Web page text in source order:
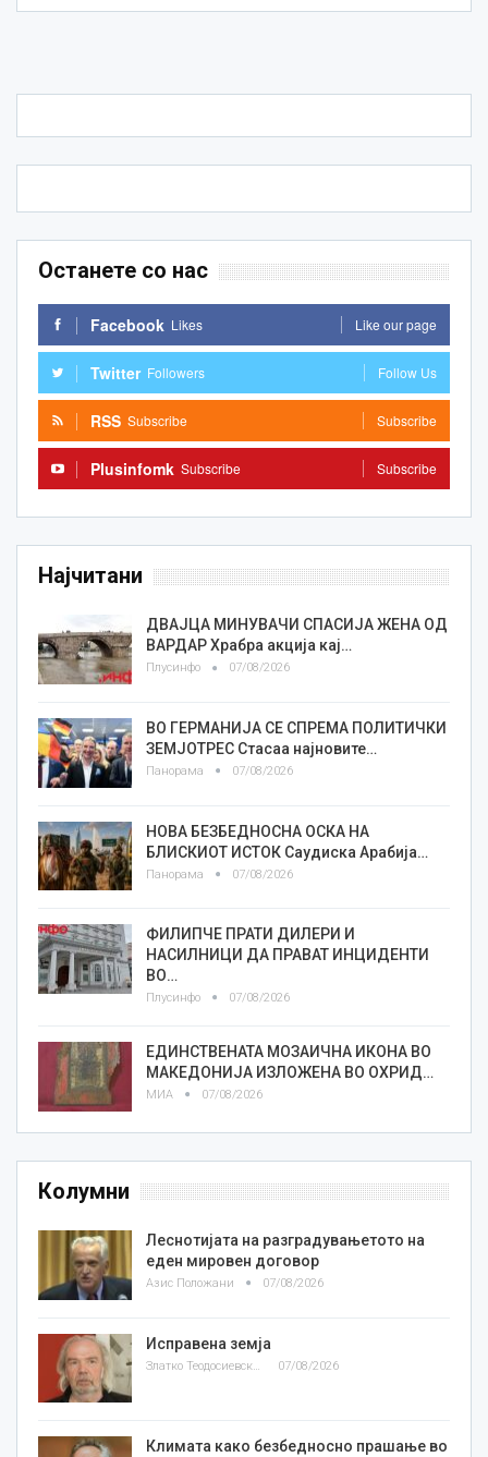
Останете со нас
Facebook Likes Like our page
Twitter Followers Follow Us
RSS Subscribe Subscribe
Plusinfomk Subscribe Subscribe
Најчитани
ДВАЈЦА МИНУВАЧИ СПАСИЈА ЖЕНА ОД
ВАРДАР Храбра акција кај…
Плусинфо 07/08/2026
ВО ГЕРМАНИЈА СЕ СПРЕМА ПОЛИТИЧКИ
ЗЕМЈОТРЕС Стасаа најновите…
Панорама 07/08/2026
НОВА БЕЗБЕДНОСНА ОСКА НА
БЛИСКИОТ ИСТОК Саудиска Арабија…
Панорама 07/08/2026
ФИЛИПЧЕ ПРАТИ ДИЛЕРИ И
НАСИЛНИЦИ ДА ПРАВАТ ИНЦИДЕНТИ
ВО…
Плусинфо 07/08/2026
ЕДИНСТВЕНАТА МОЗАИЧНА ИКОНА ВО
МАКЕДОНИЈА ИЗЛОЖЕНА ВО ОХРИД…
МИА 07/08/2026
Колумни
Леснотијата на разградувањетото на
еден мировен договор
Азис Положани 07/08/2026
Исправена земја
07/08/2026
Климата како безбедносно прашање во